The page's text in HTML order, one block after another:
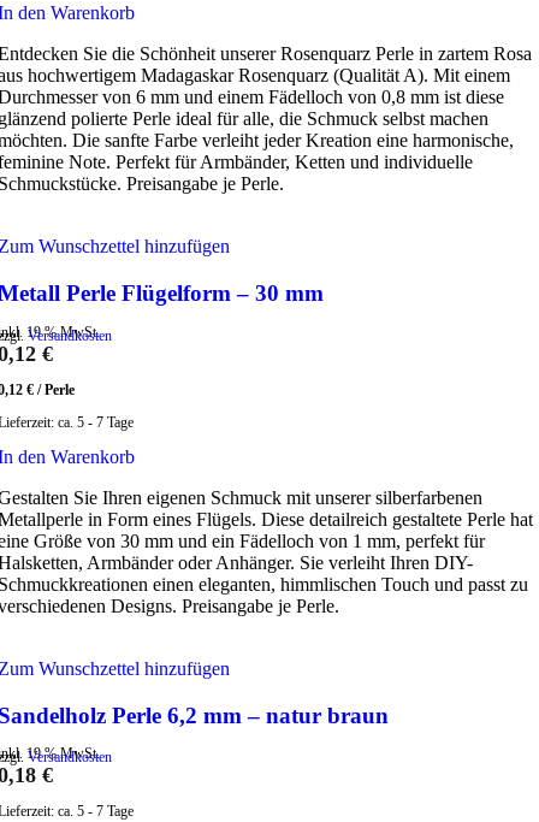
den Warenkorb
Sie die Schönheit unserer Rosenquarz Perle in zartem Rosa
hochwertigem Madagaskar Rosenquarz (Qualität A). Mit einem
von 6 mm und einem Fädelloch von 0,8 mm ist diese
polierte Perle ideal für alle, die Schmuck selbst machen
Die sanfte Farbe verleiht jeder Kreation eine harmonische,
Note. Perfekt für Armbänder, Ketten und individuelle
Preisangabe je Perle.
Wunschzettel hinzufügen
Perle Flügelform – 30 mm
19 % MwSt.
Versandkosten
€
€ /Perle
ca. 5 - 7 Tage
den Warenkorb
Sie Ihren eigenen Schmuck mit unserer silberfarbenen
in Form eines Flügels. Diese detailreich gestaltete Perle hat
Größe von 30 mm und ein Fädelloch von 1 mm, perfekt für
Armbänder oder Anhänger. Sie verleiht Ihren DIY-
einen eleganten, himmlischen Touch und passt zu
Designs. Preisangabe je Perle.
Wunschzettel hinzufügen
Perle 6,2 mm – natur braun
19 % MwSt.
Versandkosten
€
ca. 5 - 7 Tage